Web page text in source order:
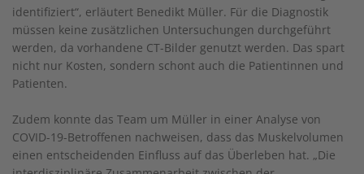
identifiziert“, erläutert Benedikt Müller. Für die Diagnostik
müssen keine zusätzlichen Untersuchungen durchgeführt
werden, da vorhandene CT-Bilder genutzt werden. Das spart
nicht nur Kosten, sondern schont auch die Patientinnen und
Patienten.
Zudem konnte das Team um Müller in einer Analyse von
COVID-19-Betroffenen nachweisen, dass das Muskelvolumen
einen entscheidenden Einfluss auf das Überleben hat. „Die